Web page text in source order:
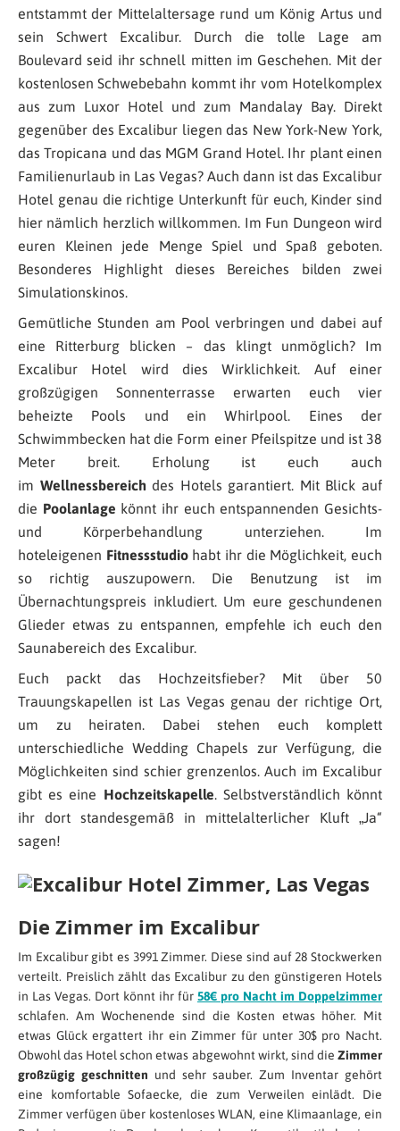
entstammt der Mittelaltersage rund um König Artus und
sein Schwert Excalibur. Durch die tolle Lage am
Boulevard seid ihr schnell mitten im Geschehen. Mit der
kostenlosen Schwebebahn kommt ihr vom Hotelkomplex
aus zum Luxor Hotel und zum Mandalay Bay. Direkt
gegenüber des Excalibur liegen das New York-New York,
das Tropicana und das MGM Grand Hotel. Ihr plant einen
Familienurlaub in Las Vegas? Auch dann ist das Excalibur
Hotel genau die richtige Unterkunft für euch, Kinder sind
hier nämlich herzlich willkommen. Im Fun Dungeon wird
euren Kleinen jede Menge Spiel und Spaß geboten.
Besonderes Highlight dieses Bereiches bilden zwei
Simulationskinos.
Gemütliche Stunden am Pool verbringen und dabei auf
eine Ritterburg blicken – das klingt unmöglich? Im
Excalibur Hotel wird dies Wirklichkeit. Auf einer
großzügigen Sonnenterrasse erwarten euch vier
beheizte Pools und ein Whirlpool. Eines der
Schwimmbecken hat die Form einer Pfeilspitze und ist 38
Meter breit. Erholung ist euch auch
im Wellnessbereich des Hotels garantiert. Mit Blick auf
die Poolanlage könnt ihr euch entspannenden Gesichts-
und Körperbehandlung unterziehen. Im
hoteleigenen Fitnessstudiohabt ihr die Möglichkeit, euch
so richtig auszupowern. Die Benutzung ist im
Übernachtungspreis inkludiert. Um eure geschundenen
Glieder etwas zu entspannen, empfehle ich euch den
Saunabereich des Excalibur.
Euch packt das Hochzeitsfieber? Mit über 50
Trauungskapellen ist Las Vegas genau der richtige Ort,
um zu heiraten. Dabei stehen euch komplett
unterschiedliche Wedding Chapels zur Verfügung, die
Möglichkeiten sind schier grenzenlos. Auch im Excalibur
gibt es eine Hochzeitskapelle. Selbstverständlich könnt
ihr dort standesgemäß in mittelalterlicher Kluft „Ja“
sagen!
Die Zimmer im Excalibur
Im Excalibur gibt es 3991 Zimmer. Diese sind auf 28 Stockwerken
verteilt. Preislich zählt das Excalibur zu den günstigeren Hotels
in Las Vegas. Dort könnt ihr für 58€ pro Nacht im Doppelzimmer
schlafen. Am Wochenende sind die Kosten etwas höher. Mit
etwas Glück ergattert ihr ein Zimmer für unter 30$ pro Nacht.
Obwohl das Hotel schon etwas abgewohnt wirkt, sind die Zimmer
großzügig geschnitten und sehr sauber. Zum Inventar gehört
eine komfortable Sofaecke, die zum Verweilen einlädt. Die
Zimmer verfügen über kostenloses WLAN, eine Klimaanlage, ein